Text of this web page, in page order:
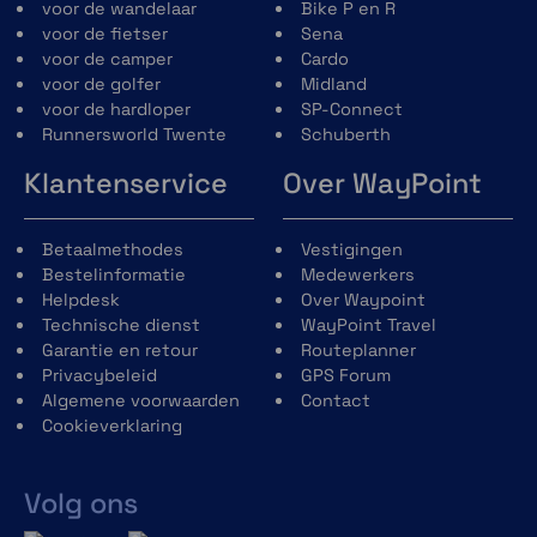
eenvoudiger onderhoud van de voering
en verbeterde aero-akoestiek-prestaties
en de mogelijkheid om de pasvorm aan te
passen dankzij het Schuberth Individual-
concept.
Nieuw kinvergrendelingsmechanisme
kunststof voor een lager gewicht en
winddeflector, nekrol, vizierafdichting en
helmstickers voor verbeterde
zichtbaarheid tijdens het rijden met
open en gesloten kinbak.
voor de wandelaar
voor de fietser
voor de camper
voor de golfer
voor de hardloper
Runnersworld Twente
Bike P en R
Sena
Cardo
Midland
SP-Connect
Schuberth
Klantenservice
Betaalmethodes
Bestelinformatie
Helpdesk
Technische dienst
Garantie en retour
Privacybeleid
Algemene voorwaarden
Cookieverklaring
Volg ons
Over WayPoint
Vestigingen
Medewerkers
Over Waypoint
WayPoint Travel
Routeplanner
GPS Forum
Contact